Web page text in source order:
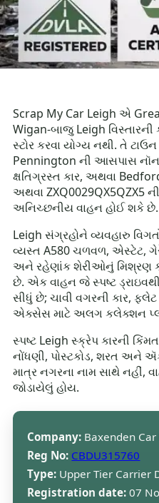
Scrap My Car Leigh એ
Wigan-બાજુ Leigh વિસ્તારની
સ્ટોર કરવા યોગ્ય નથી. તે
Pennington ની આસપાસ
ક્ષતિગ્રસ્ત કાર, અથવા
અથવા ZXQ0029QX5QZX5
અનિચ્છનીય વાહન હોઈ શકે છે.
Leigh સંગ્રહોને વ્યવહારુ
વ્યસ્ત A580 ચળવળ, એસ્ટેટ,
અને રહેણાંક શેરીઓનું મિશ્રણ
છે. એક વાહન જે સ્પષ્ટ
સીધું છે; ચાવી વગરની કાર,
એક્સેસ માટે અલગ કલેક્શન
સ્પષ્ટ Leigh સ્ક્રેપ કારની
નોંધણી, પોસ્ટકોડ, શરત અને
માત્ર નગરના નામ સાથે નહીં,
જોડાયેલું હોય.
Company: Baxenden
Reg No: CBDU315760
Type: Upper Tier Carrier
Registration date: 07